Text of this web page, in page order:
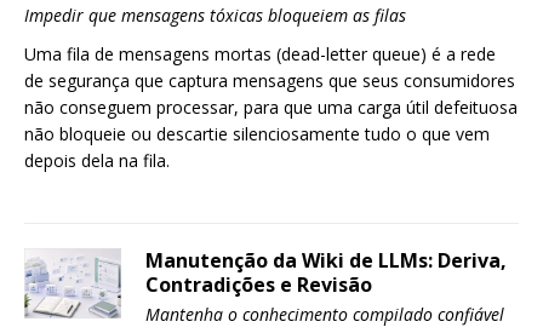
Impedir que mensagens tóxicas bloqueiem as filas
Uma fila de mensagens mortas (dead-letter queue) é a rede
de segurança que captura mensagens que seus consumidores
não conseguem processar, para que uma carga útil defeituosa
não bloqueie ou descartie silenciosamente tudo o que vem
depois dela na fila.
Manutenção da Wiki de LLMs: Deriva,
Contradições e Revisão
Mantenha o conhecimento compilado confiável